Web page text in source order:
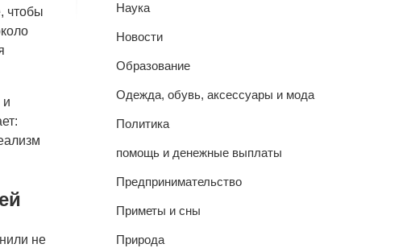
чтобы
и
не
Наука
Новости
Образование
Одежда, обувь, аксессуары и мода
Политика
помощь и денежные выплаты
Предпринимательство
Приметы и сны
Природа